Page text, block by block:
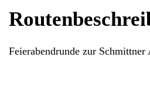
Feierabendrunde zur